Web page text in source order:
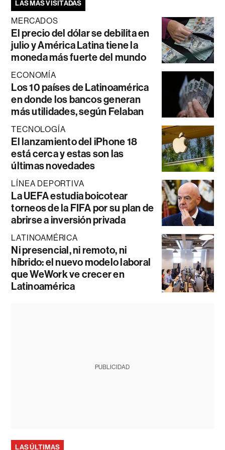
LAS MÁS VISITADAS
MERCADOS
El precio del dólar se debilita en
julio y América Latina tiene la
moneda más fuerte del mundo
ECONOMÍA
Los 10 países de Latinoamérica
en donde los bancos generan
más utilidades, según Felaban
TECNOLOGÍA
El lanzamiento del iPhone 18
está cerca y estas son las
últimas novedades
LÍNEA DEPORTIVA
La UEFA estudia boicotear
torneos de la FIFA por su plan de
abrirse a inversión privada
LATINOAMÉRICA
Ni presencial, ni remoto, ni
híbrido: el nuevo modelo laboral
que WeWork ve crecer en
Latinoamérica
PUBLICIDAD
LAS ÚLTIMAS